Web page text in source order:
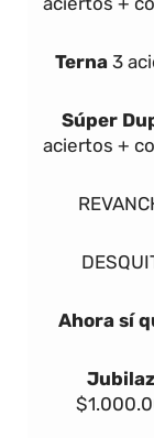
Terna 3
Súper
aciertos +
Ahora sí